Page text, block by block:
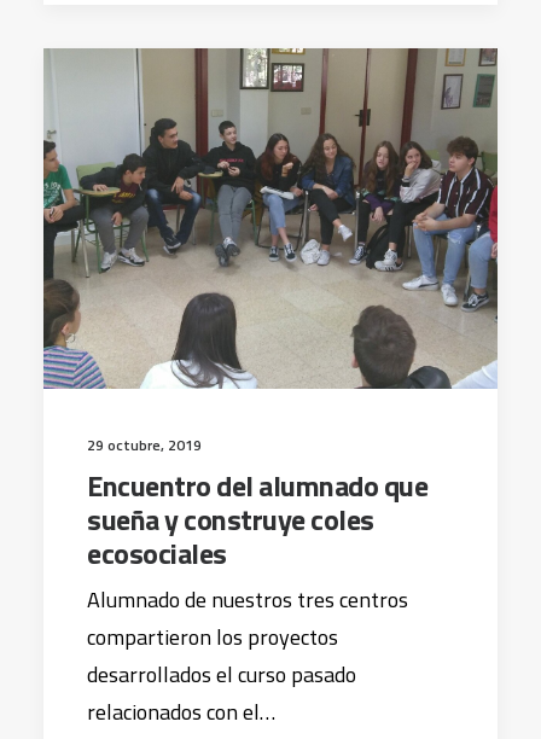
29 octubre, 2019
Encuentro del alumnado que
sueña y construye coles
ecosociales
Alumnado de nuestros tres centros
compartieron los proyectos
desarrollados el curso pasado
relacionados con el…